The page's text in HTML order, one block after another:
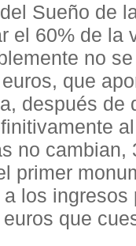
Sueño de
el 60% de la
no
que
después de
al
no cambian,
primer
los ingresos
que